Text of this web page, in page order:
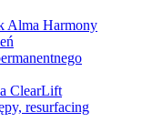
Alma Harmony
ClearLift
resurfacing